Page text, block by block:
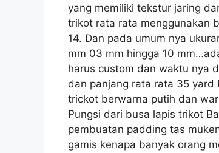
yang memiliki tekstur jaring
trikot rata rata menggunakan
14. Dan pada umum nya
mm 03 mm hingga 10
harus custom dan waktu nya
dan panjang rata rata 35
trickot berwarna putih dan
Pungsi dari busa lapis trikot
pembuatan padding tas
gamis kenapa banyak orang